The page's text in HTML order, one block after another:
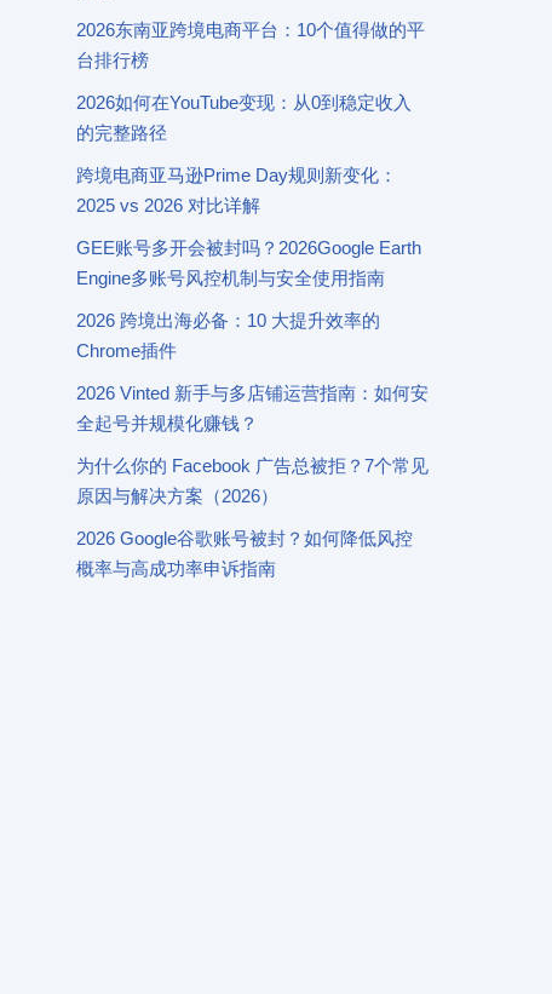
2026东南亚跨境电商平台：10个值得做的平
台排行榜
2026如何在YouTube变现：从0到稳定收入
的完整路径
跨境电商亚马逊Prime Day规则新变化：
2025 vs 2026 对比详解
GEE账号多开会被封吗？2026Google Earth
Engine多账号风控机制与安全使用指南
2026 跨境出海必备：10 大提升效率的
Chrome插件
2026 Vinted 新手与多店铺运营指南：如何安
全起号并规模化赚钱？
为什么你的 Facebook 广告总被拒？7个常见
原因与解决方案（2026）
2026 Google谷歌账号被封？如何降低风控
概率与高成功率申诉指南